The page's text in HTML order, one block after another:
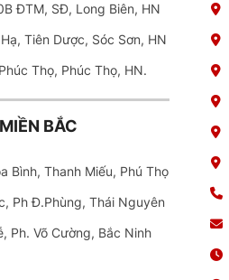
ĐTM, SĐ, Long Biên, HN
Tiên Dược, Sóc Sơn, HN
Thọ, Phúc Thọ, HN.
BẮC
Bình, Thanh Miếu, Phú Thọ
Ph Đ.Phùng, Thái Nguyên
Ph. Võ Cường, Bắc Ninh